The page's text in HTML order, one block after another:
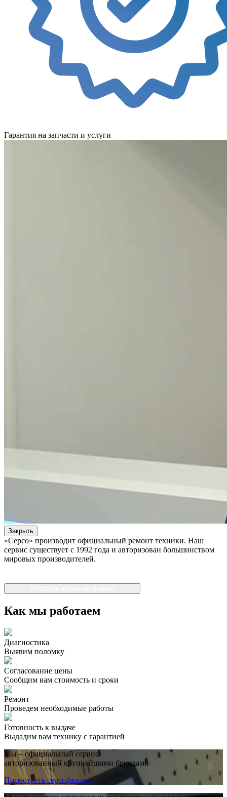
Гарантия на запчасти и услуги
Закрыть
«Серсо» производит официальный ремонт техники. Наш
сервис существует с 1992 года и авторизован большинством
мировых производителей.
Как мы работаем
Диагностика
Выявим поломку
Согласование цены
Сообщим вам стоимость и сроки
Ремонт
Проведем необходимые работы
Готовность к выдаче
Выдадим вам технику с гарантией
Мы – официальный сервис,
авторизованный крупнейшими брендами
Посмотреть сертификаты